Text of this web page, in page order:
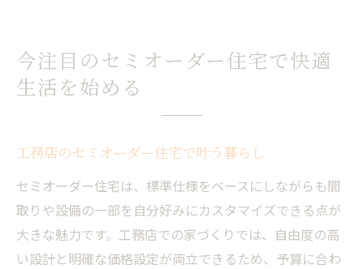
今注目のセミオーダー住宅で快適
生活を始める
工務店のセミオーダー住宅で叶う暮らし
セミオーダー住宅は、標準仕様をベースにしながらも間
取りや設備の一部を自分好みにカスタマイズできる点が
大きな魅力です。工務店での家づくりでは、自由度の高
い設計と明確な価格設定が両立できるため、予算に合わ